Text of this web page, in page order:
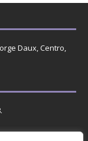
Daux, Centro,